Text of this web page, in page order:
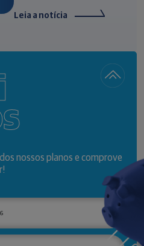
Leia a notícia
nossos planos e comprove